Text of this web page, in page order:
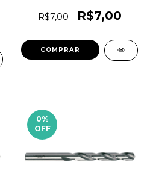
R$7,00 R$7,00
0%
OFF